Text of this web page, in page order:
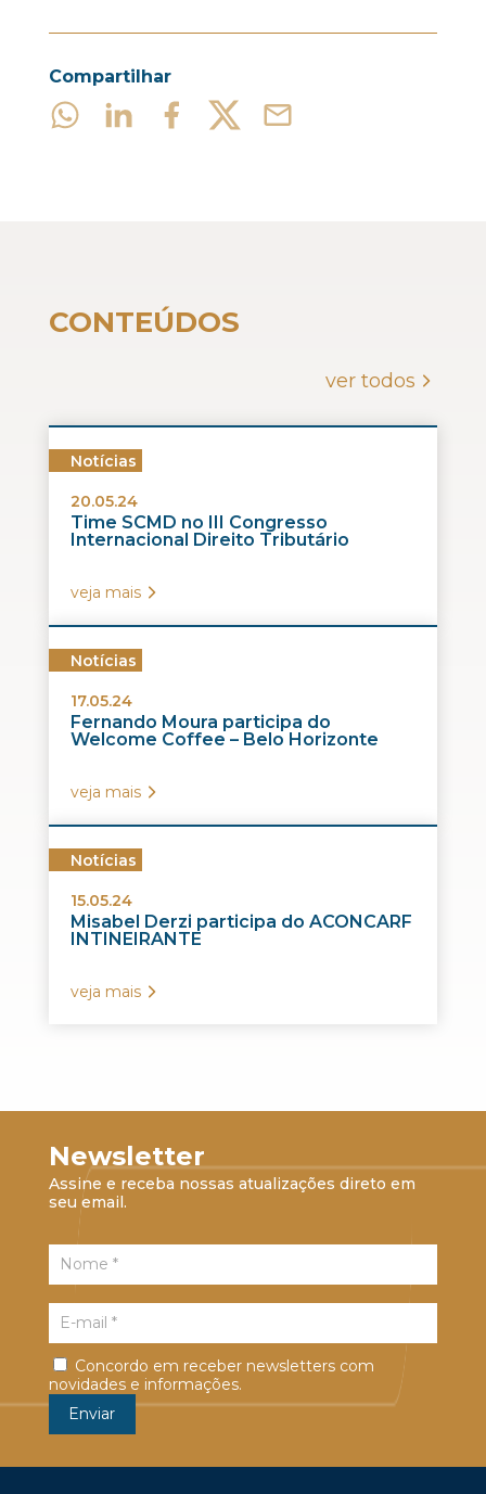
Compartilhar
CONTEÚDOS
ver todos
Notícias
20.05.24
Time SCMD no III Congresso
Internacional Direito Tributário
veja mais
Notícias
17.05.24
Fernando Moura participa do
Welcome Coffee – Belo Horizonte
veja mais
Notícias
15.05.24
Misabel Derzi participa do ACONCARF
INTINEIRANTE
veja mais
Newsletter
Assine e receba nossas atualizações direto em
seu email.
Concordo em receber newsletters com
novidades e informações.